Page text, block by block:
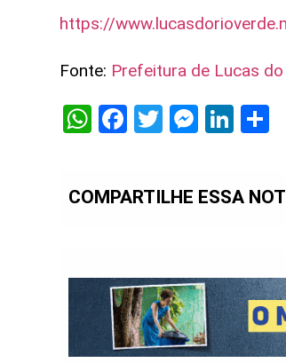
https://
Fonte: Prefeitura de Lucas
WhatsApp
Facebook
Twitter
COMPARTILHE ESSA